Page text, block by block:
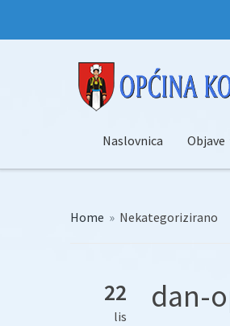
Naslovnica Objave
Home » Nekategorizirano
22
lis
dan-